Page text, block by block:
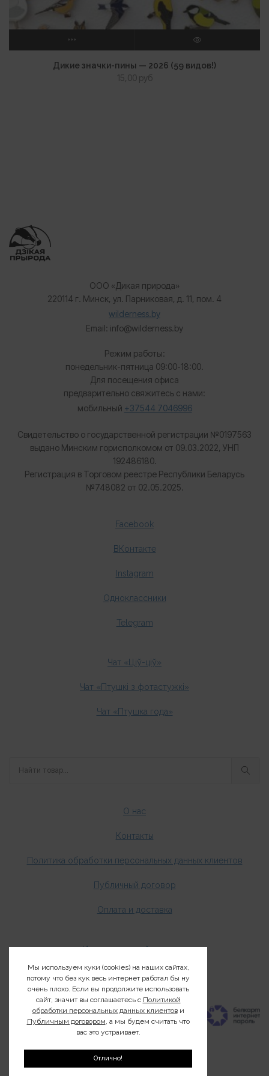
ВЫБЕРИТЕ ПАРАМЕТРЫ ПРОСМОТР
Дикие значки-пины — 2026 (59 видов!)
15,00 руб
ООО «Дикая природа»
220114 г. Минск, ул. Парниковая, д. 11, пом. 4
wilderness.by
Email: info@wilderness.by
Режим работы:
понедельник-пятница 09:00-18:00.
Для посещения офиса
предварительно свяжитесь с нами:
мобильный +37544 7046996
Свидетельство о государственной регистрации №0197563
выдано Минским горисполкомом от 09.03.2022, УНП
192486180.
Регистрация в Торговом реестре Республики Беларусь
№748082 от 02.05.2025.
Facebook
ВКонтакте
Instagram
Одноклассники
Telegram
Чат «Ціў-ціў»
Чат «Птушкі з фотастужкі»
Чат «Птушка года»
О нас
Контакты
Политика обработки персональных данных клиентов
Публичный договор
Оплата и доставка
Издания о дикой природе
Клуб200
Мы используем куки (cookies) на наших сайтах,
потому что без кук весь интернет работал бы ну
очень плохо. Если вы продолжите использовать
сайт, значит вы соглашаетесь с Политикой
обработки персональных данных клиентови
Публичным договором, а мы будем считать что
вас это устраивает.
Отлично!